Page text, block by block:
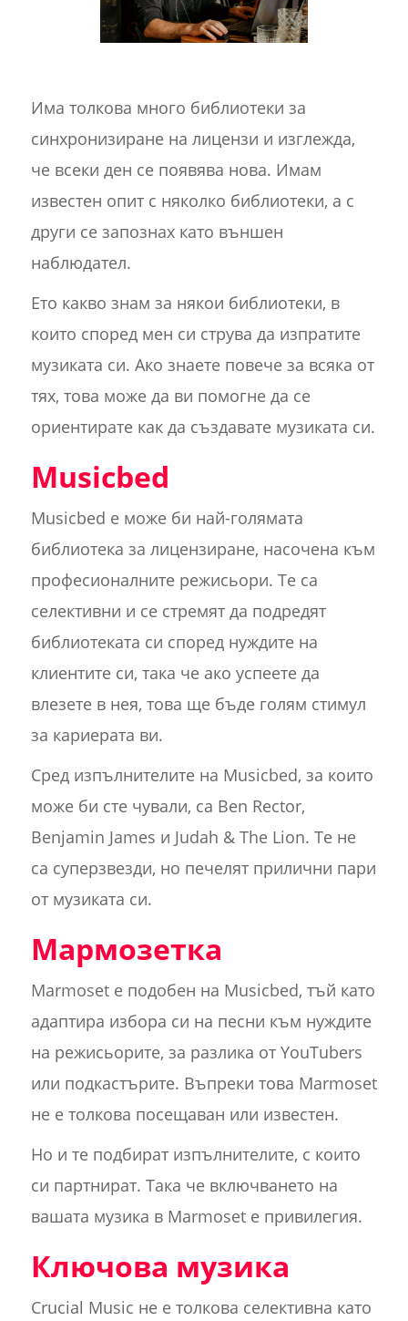
Има толкова много библиотеки за
синхронизиране на лицензи и изглежда,
че всеки ден се появява нова. Имам
известен опит с няколко библиотеки, а с
други се запознах като външен
наблюдател.
Ето какво знам за някои библиотеки, в
които според мен си струва да изпратите
музиката си. Ако знаете повече за всяка от
тях, това може да ви помогне да се
ориентирате как да създавате музиката си.
Musicbed
Musicbed е може би най-голямата
библиотека за лицензиране, насочена към
професионалните режисьори. Те са
селективни и се стремят да подредят
библиотеката си според нуждите на
клиентите си, така че ако успеете да
влезете в нея, това ще бъде голям стимул
за кариерата ви.
Сред изпълнителите на Musicbed, за които
може би сте чували, са Ben Rector,
Benjamin James и Judah & The Lion. Те не
са суперзвезди, но печелят прилични пари
от музиката си.
Мармозетка
Marmoset е подобен на Musicbed, тъй като
адаптира избора си на песни към нуждите
на режисьорите, за разлика от YouTubers
или подкастърите. Въпреки това Marmoset
не е толкова посещаван или известен.
Но и те подбират изпълнителите, с които
си партнират. Така че включването на
вашата музика в Marmoset е привилегия.
Ключова музика
Crucial Music не е толкова селективна като